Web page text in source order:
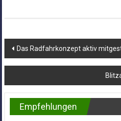
Beitragsnavigation
Das Radfahrkonzept aktiv
Empfehlungen